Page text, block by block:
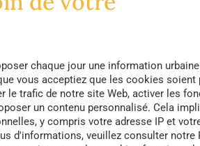
et qui, contrairement
Rio de Janeiro (Brésil) ou
chaque jour une information
vous acceptiez que les cookies soient
le trafic de notre site Web, activer les
un contenu personnalisé. Cela
y compris votre adresse IP et
d'informations, veuillez consulter notre